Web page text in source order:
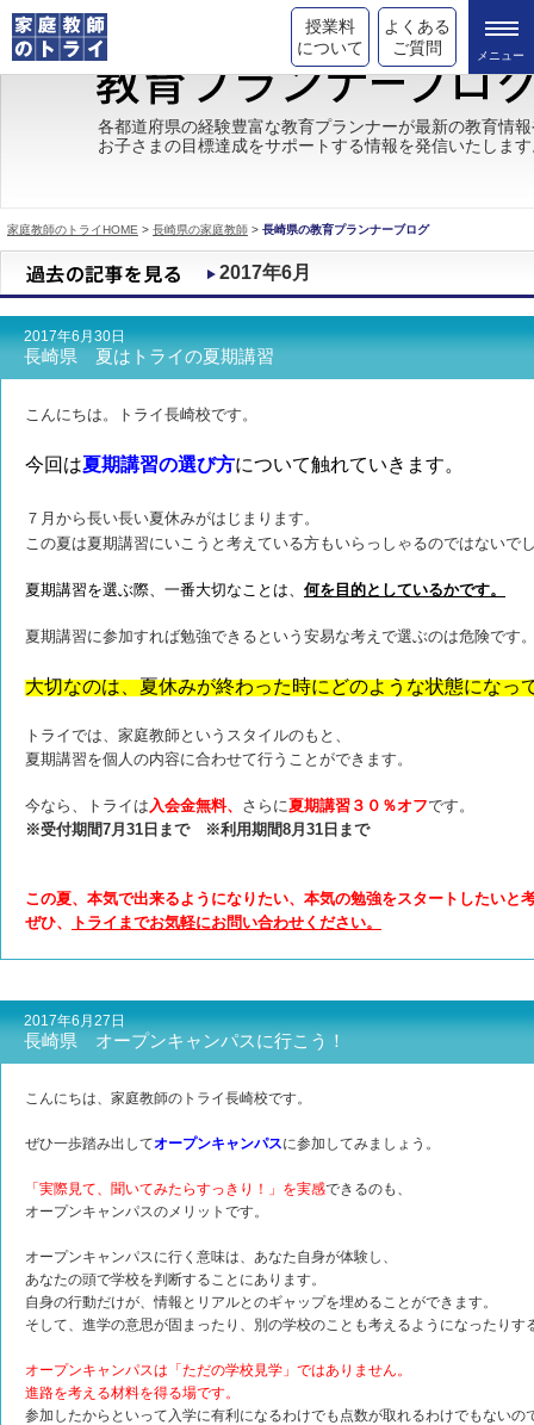
授業料
について
よくある
ご質問
トライの教育理念
成績が上がる理由
都道府県別情報
合格体験談
キャンペーン情報
各都道府県の経験豊富な教育プランナーが最新の教育情
お子さまの目標達成をサポートする情報を発信いたしま
家庭教師のトライHOME > 長崎県の家庭教師 > 長崎県の教育プランナーブログ
2017年6月
2017年6月30日
長崎県 夏はトライの夏期講習
こんにちは。トライ長崎校です。
今回は夏期講習の選び方について触れていきます。
７月から長い長い夏休みがはじまります。
こ の夏は夏期講習にいこうと考えている方もいらっしゃるのではないで
夏期講習を選ぶ際、一番大切なことは、 何を目的としているかです。
夏期講習に参加すれば勉強できるという安易な考えで選ぶのは危険です
大切なのは、夏休みが終わった時にどのような状態になっ
トライでは、家庭教師というスタイルのもと、
夏期講習を個人の内容に合わせて行うことができます。
今なら、トライは入会金無料、 さらに夏期講習３０％オフです。
※受付期間7月31日まで ※利用期間8月31日まで
この夏、本気で出来るようになりたい、本気の勉強をスタートしたいと
ぜひ、
トライまでお気軽にお問い合わせください。
2017年6月27日
長崎県 オープンキャンパスに行こう！
こんにちは、家庭教師のトライ長崎校です。
ぜひ一歩踏み出してオープンキャンパスに参加してみましょう。
「実際見て、聞いてみたらすっきり！」を実感できるのも、
オープンキャンパスのメリットです。
オープンキャンパスに行く意味は、あなた自身が体験し、
あなたの頭で学校を判断することにあります。
自身の行動だけが、情報とリアルとのギャップを埋めることができます。
そして、進学の意思が固まったり、別の学校のことも考えるようになったりす
オープンキャンパスは「ただの学校見学」ではありません。
進路を考える材料を得る場です。
参加したからといって入学に有利になるわけでも点数が取れるわけでもないの